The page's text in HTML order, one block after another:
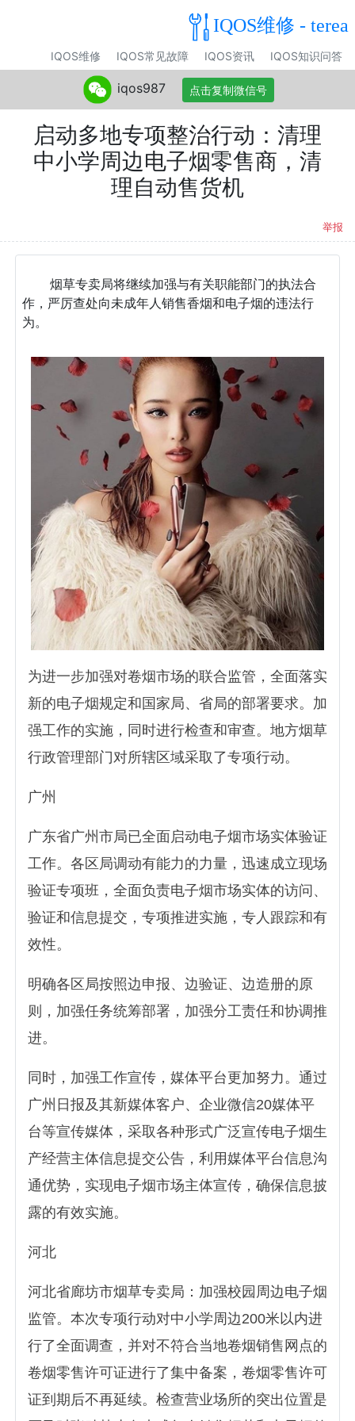
IQOS维修 - terea
IQOS维修 IQOS常见故障 IQOS资讯 IQOS知识问答
启动多地专项整治行动：清理
中小学周边电子烟零售商，清
理自动售货机
举报
烟草专卖局将继续加强与有关职能部门的执法合
作，严厉查处向未成年人销售香烟和电子烟的违法行
为。
为进一步加强对卷烟市场的联合监管，全面落实
新的电子烟规定和国家局、省局的部署要求。加
强工作的实施，同时进行检查和审查。地方烟草
行政管理部门对所辖区域采取了专项行动。
广州
广东省广州市局已全面启动电子烟市场实体验证
工作。各区局调动有能力的力量，迅速成立现场
验证专项班，全面负责电子烟市场实体的访问、
验证和信息提交，专项推进实施，专人跟踪和有
效性。
明确各区局按照边申报、边验证、边造册的原
则，加强任务统筹部署，加强分工责任和协调推
进。
同时，加强工作宣传，媒体平台更加努力。通过
广州日报及其新媒体客户、企业微信20媒体平
台等宣传媒体，采取各种形式广泛宣传电子烟生
产经营主体信息提交公告，利用媒体平台信息沟
通优势，实现电子烟市场主体宣传，确保信息披
露的有效实施。
河北
河北省廊坊市烟草专卖局：加强校园周边电子烟
监管。本次专项行动对中小学周边200米以内进
行了全面调查，并对不符合当地卷烟销售网点的
卷烟零售许可证进行了集中备案，卷烟零售许可
证到期后不再延续。检查营业场所的突出位置是
iqos987 点击复制微信号